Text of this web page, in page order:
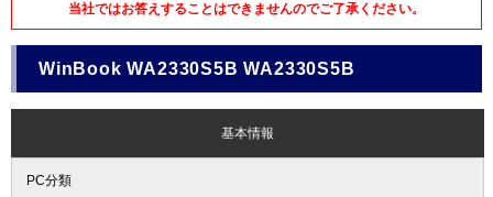
当社ではお答えすることはできませんのでご了承ください。
WinBook WA2330S5B WA2330S5B
基本情報
PC分類